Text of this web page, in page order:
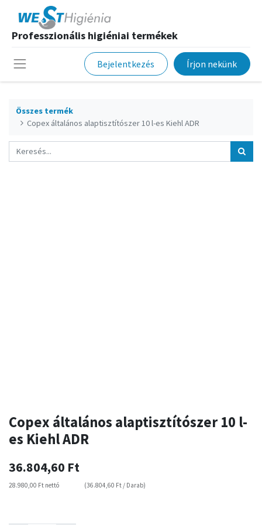
Professzionális higiéniai termékek
Bejelentkezés Írjon nekünk
Összes termék
Copex általános alaptisztítószer 10 l-es Kiehl ADR
Copex általános alaptisztítószer 10 l-
es Kiehl ADR
36.804,60 Ft
28.980,00 Ft nettó (36.804,60 Ft / Darab)